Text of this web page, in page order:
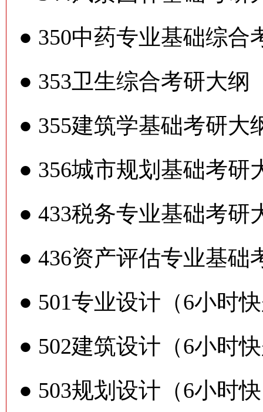
● 350中药专业基础综合
● 353卫生综合考研大纲
● 355建筑学基础考研大
● 356城市规划基础考研
●433税务专业基础考研
●436资产评估专业基础
● 501专业设计（6小时
● 502建筑设计（6小时
● 503规划设计（6小时